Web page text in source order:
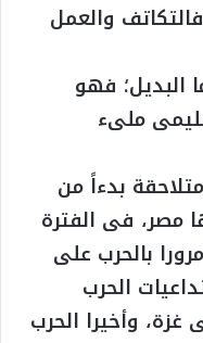
والعمل
البديل؛ فهو
ملىء
بدءاً من
مصر، فى الفترة
من عام ٢٠١١ وحتى عام ٢٠١٤ مرورا بالحرب على
الحرب
غزة، وأخيرا الحرب